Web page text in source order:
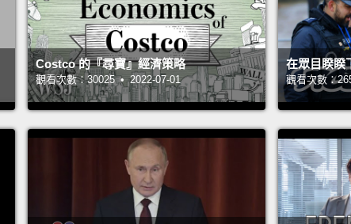
Costco 的『尋寶』經濟策略
觀看次數：30025 • 2022-07-01
在眾目睽睽
觀看次數：